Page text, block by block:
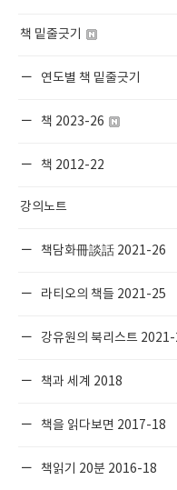
책 밑줄긋기
연도별 책 밑줄긋기
책 2023-26
책 2012-22
강의노트
책담화冊談話 2021-26
라티오의 책들 2021-25
강유원의 북리스트
책과 세계 2018
책을 읽다보면 2017-18
책읽기 20분 2016-18